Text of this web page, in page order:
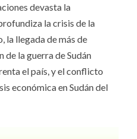
devasta la
la crisis de la
la llegada de más de
de la guerra de Sudán
el país, y el conflicto
económica en Sudán del